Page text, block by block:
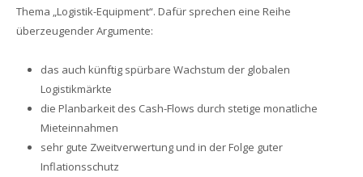
Thema „Logistik-Equipment“. Dafür sprechen eine Reihe
überzeugender Argumente:
das auch künftig spürbare Wachstum der globalen
Logistikmärkte
die Planbarkeit des Cash-Flows durch stetige monatliche
Mieteinnahmen
sehr gute Zweitverwertung und in der Folge guter
Inflationsschutz